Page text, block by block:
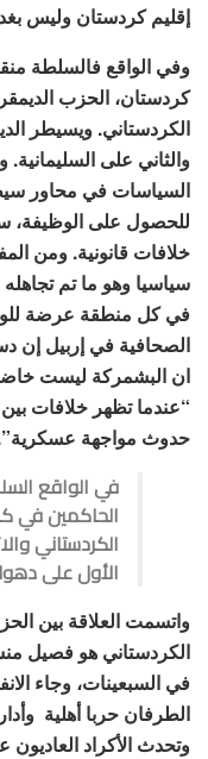
إقليم كردستان وليس
وفي الواقع فالسلطة
كردستان، الحزب
الكردستاني. ويسيطر
والثاني على
السياسات في محاور
للحصول على الوظيفة،
خلافات قانونية. ومن
سياسيا وهو ما تم
في كل منطقة عرضة
الصحافية في إربيل إن
ان البشمركة ليست
“عندما تظهر خلافات
حدوث مواجهة
في الواقع
الحاكمين في
الكردستاني
الأول على
واتسمت العلاقة بين
الكردستاني هو فصيل
في السبعينات، وجاء
الطرفان حربا أهلية
وتحدث الأكراد